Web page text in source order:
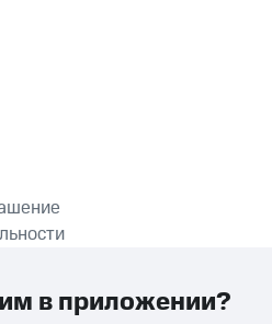
ПРИЛОЖЕНИЕ